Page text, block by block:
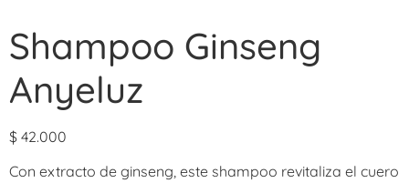
Shampoo Ginseng
Anyeluz
$ 42.000
Con extracto de ginseng, este shampoo revitaliza el cuero